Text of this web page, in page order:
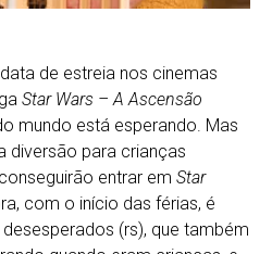
de estreia nos cinemas
Star Wars – A Ascensão
mundo está esperando. Mas
diversão para crianças
entrar em Star
com o início das férias, é
(rs), que também